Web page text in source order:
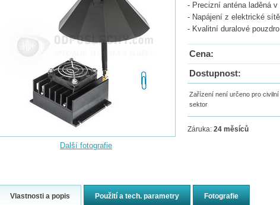
Další fotografie
- Precizní anténa laděná
- Napájení z elektrické
- Kvalitní duralové
Cena:
Dostupnost:
Zařízení není určeno pro civilní
sektor
Záruka: 24 měsíců
Vlastnosti a popis Použití a tech. parametry Fotografie